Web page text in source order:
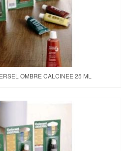
OMBRE CALCINEE 25 ML